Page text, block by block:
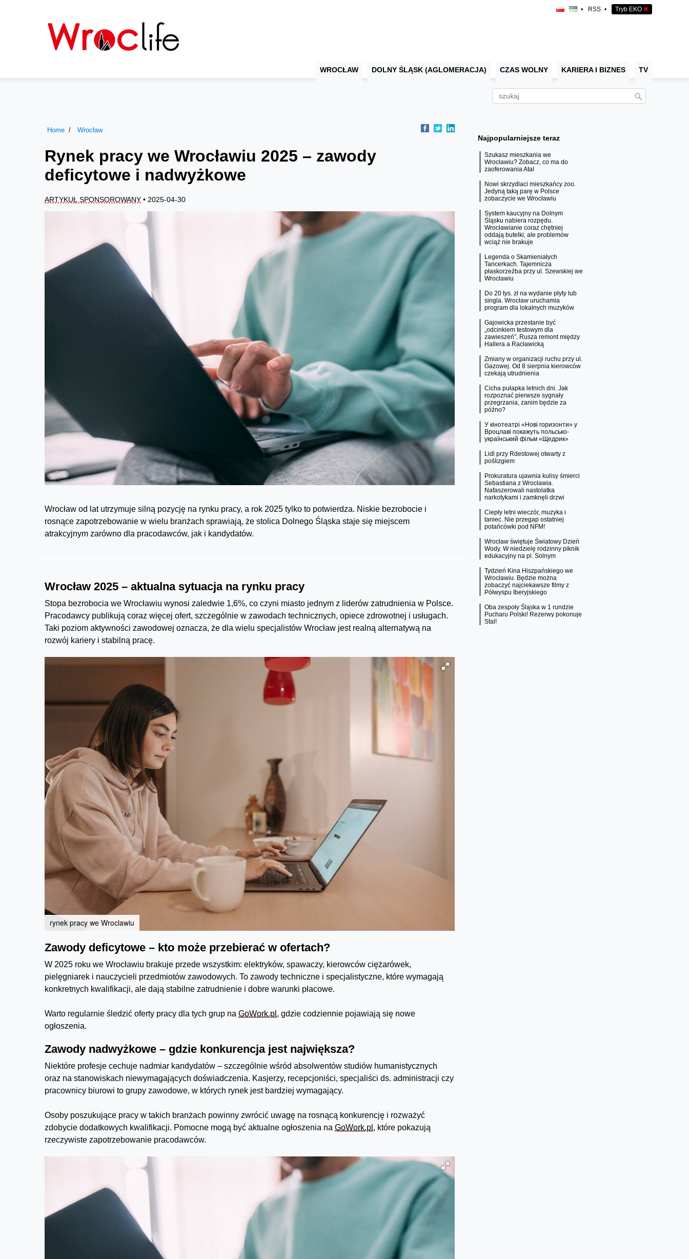
• RSS • Tryb EKO ✖
WROCŁAW DOLNY ŚLĄSK (AGLOMERACJA) CZAS WOLNY KARIERA I BIZNES TV
Home Wrocław
Rynek pracy we Wrocławiu 2025 – zawody
deficytowe i nadwyżkowe
ARTYKUŁ SPONSOROWANY • 2025-04-30
Wrocław od lat utrzymuje silną pozycję na rynku pracy, a rok 2025 tylko to potwierdza. Niskie bezrobocie i
rosnące zapotrzebowanie w wielu branżach sprawiają, że stolica Dolnego Śląska staje się miejscem
atrakcyjnym zarówno dla pracodawców, jak i kandydatów.
Wrocław 2025 – aktualna sytuacja na rynku pracy
Stopa bezrobocia we Wrocławiu wynosi zaledwie 1,6%, co czyni miasto jednym z liderów zatrudnienia w Polsce.
Pracodawcy publikują coraz więcej ofert, szczególnie w zawodach technicznych, opiece zdrowotnej i usługach.
Taki poziom aktywności zawodowej oznacza, że dla wielu specjalistów Wrocław jest realną alternatywą na
rozwój kariery i stabilną pracę.
rynek pracy we Wroclawiu
Zawody deficytowe – kto może przebierać w ofertach?
W 2025 roku we Wrocławiu brakuje przede wszystkim: elektryków, spawaczy, kierowców ciężarówek,
pielęgniarek i nauczycieli przedmiotów zawodowych. To zawody techniczne i specjalistyczne, które wymagają
konkretnych kwalifikacji, ale dają stabilne zatrudnienie i dobre warunki płacowe.
Warto regularnie śledzić oferty pracy dla tych grup na GoWork.pl , gdzie codziennie pojawiają się nowe
ogłoszenia.
Zawody nadwyżkowe – gdzie konkurencja jest największa?
Niektóre profesje cechuje nadmiar kandydatów – szczególnie wśród absolwentów studiów humanistycznych
oraz na stanowiskach niewymagających doświadczenia. Kasjerzy, recepcjoniści, specjaliści ds. administracji czy
pracownicy biurowi to grupy zawodowe, w których rynek jest bardziej wymagający.
Osoby poszukujące pracy w takich branżach powinny zwrócić uwagę na rosnącą konkurencję i rozważyć
zdobycie dodatkowych kwalifikacji. Pomocne mogą być aktualne ogłoszenia na GoWork.pl , które pokazują
rzeczywiste zapotrzebowanie pracodawców.
Najpopularniejsze teraz
Szukasz mieszkania we
Wrocławiu? Zobacz, co ma do
zaoferowania Atal
Nowi skrzydlaci mieszkańcy zoo.
Jedyną taką parę w Polsce
zobaczycie we Wrocławiu
System kaucyjny na Dolnym
Śląsku nabiera rozpędu.
Wrocławianie coraz chętniej
oddają butelki, ale problemów
wciąż nie brakuje
Legenda o Skamieniałych
Tancerkach. Tajemnicza
płaskorzeźba przy ul. Szewskiej we
Wrocławiu
Do 20 tys. zł na wydanie płyty lub
singla. Wrocław uruchamia
program dla lokalnych muzyków
Gajowicka przestanie być
„odcinkiem testowym dla
zawieszeń”. Rusza remont między
Hallera a Racławicką
Zmiany w organizacji ruchu przy ul.
Gazowej. Od 8 sierpnia kierowców
czekają utrudnienia
Cicha pułapka letnich dni. Jak
rozpoznać pierwsze sygnały
przegrzania, zanim będzie za
późno?
У кінотеатрі «Нові горизонти» у
Вроцлаві покажуть польсько-
український фільм «Щедрик»
Lidl przy Rdestowej otwarty z
poślizgiem
Prokuratura ujawnia kulisy śmierci
Sebastiana z Wrocławia.
Nafaszerowali nastolatka
narkotykami i zamknęli drzwi
Ciepły letni wieczór, muzyka i
taniec. Nie przegap ostatniej
potańcówki pod NFM!
Wrocław świętuje Światowy Dzień
Wody. W niedzielę rodzinny piknik
edukacyjny na pl. Solnym
Tydzień Kina Hiszpańskiego we
Wrocławiu. Będzie można
zobaczyć najciekawsze filmy z
Półwyspu Iberyjskiego
Oba zespoły Śląska w 1 rundzie
Pucharu Polski! Rezerwy pokonuje
Stal!